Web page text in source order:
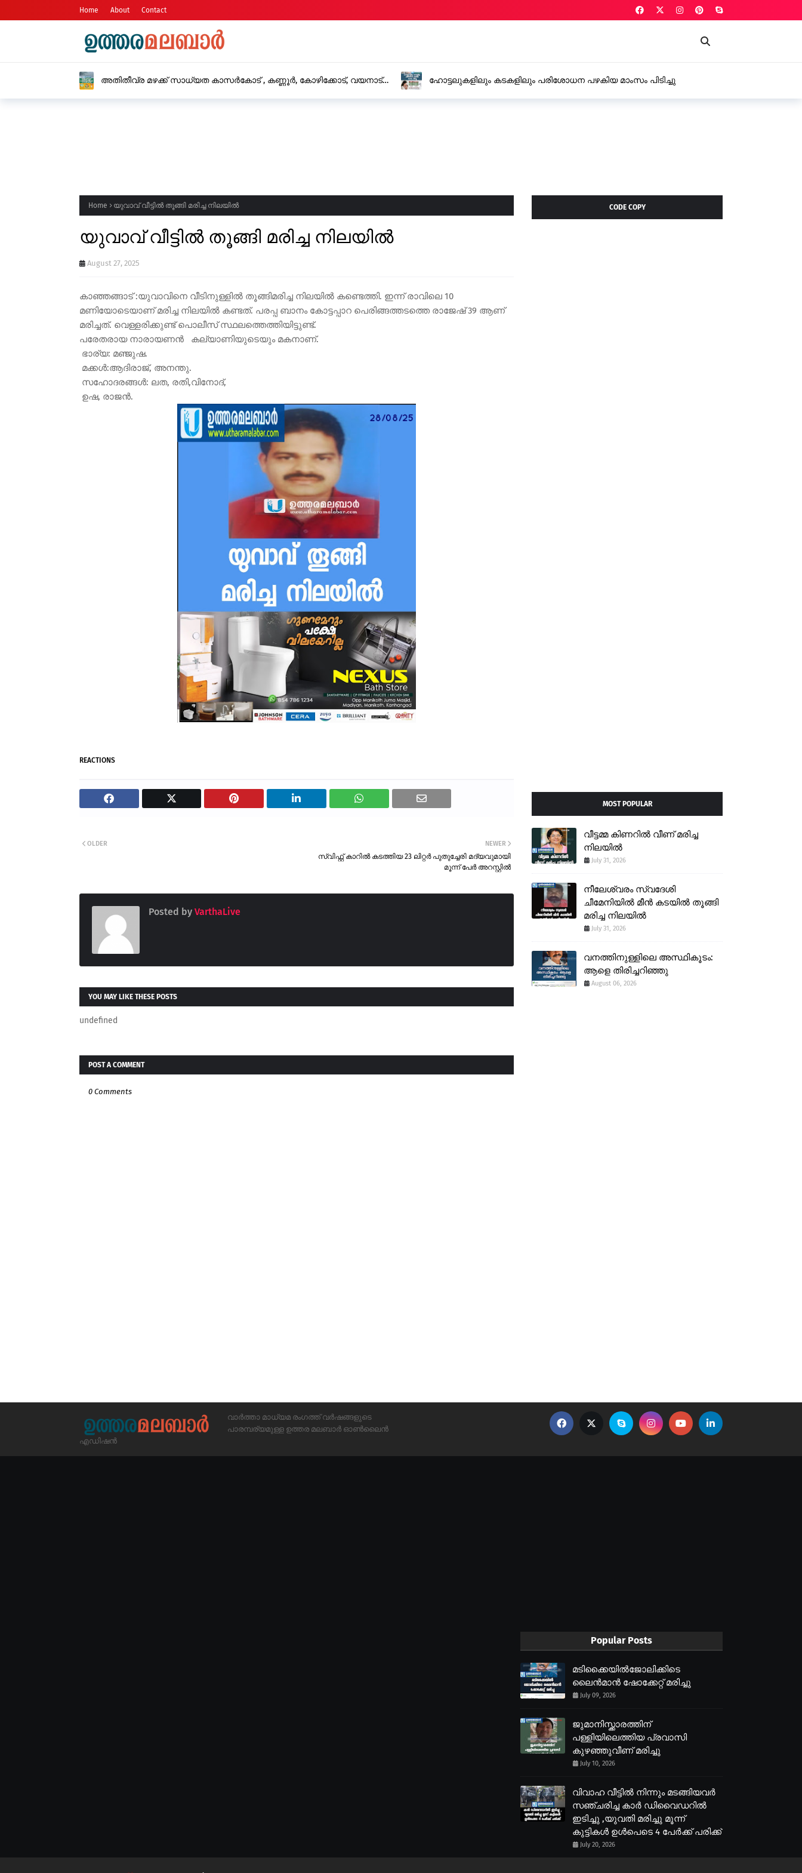
Home About Contact
ഹോട്ടലുകളിലും കടകളിലും പരിശോധന പഴകിയ മാംസം പിടിച്ചു
സ്വിഫ്റ്റ് കാറിൽ കടത്തിയ 18 ഗ്രാം എം.ഡി.എം.എയുമായി രണ്ട് പേർ
Home യുവാവ് വീട്ടിൽ തൂങ്ങി മരിച്ച നിലയിൽ
യുവാവ് വീട്ടിൽ തൂങ്ങി മരിച്ച നിലയിൽ
August 27, 2025
കാഞ്ഞങ്ങാട് :യുവാവിനെ വീടിനുള്ളിൽ തൂങ്ങിമരിച്ച നിലയിൽ കണ്ടെത്തി. ഇന്ന് രാവിലെ 10
മണിയോടെയാണ് മരിച്ച നിലയിൽ കണ്ടത്. പരപ്പ ബാനം കോട്ടപ്പാറ പെരിങ്ങത്തടത്തെ രാജേഷ് 39 ആണ്
മരിച്ചത്. വെള്ളരിക്കുണ്ട് പൊലീസ് സ്ഥലത്തെത്തിയിട്ടുണ്ട്.
പരേതരായ നാരായണൻ കല്യാണിയുടെയും മകനാണ്.
ഭാര്യ: മഞ്ജുഷ.
മക്കൾ:ആദിരാജ്, അനന്തു.
സഹോദരങ്ങൾ: ലത, രതി,വിനോദ്,
ഉഷ, രാജൻ.
REACTIONS
NEWER
സ്വിഫ്റ്റ് കാറിൽ കടത്തിയ 23 ലിറ്റർ പുതുച്ചേരി മദ്യവുമായി
മൂന്ന് പേർ അറസ്റ്റിൽ
OLDER
Posted by VarthaLive
YOU MAY LIKE THESE POSTS
undefined
POST A COMMENT
0 Comments
CODE COPY
MOST POPULAR
വീട്ടമ്മ കിണറിൽ വീണ് മരിച്ച
നിലയിൽ
July 31, 2026
നീലേശ്വരം സ്വദേശി
ചീമേനിയിൽ മീൻ കടയിൽ തൂങ്ങി
മരിച്ച നിലയിൽ
July 31, 2026
വനത്തിനുള്ളിലെ അസ്ഥികൂടം:
ആളെ തിരിച്ചറിഞ്ഞു
August 06, 2026
വാർത്താ മാധ്യമ രംഗത്ത് വർഷങ്ങളുടെ
പാരമ്പര്യമുള്ള ഉത്തര മലബാർ ഓൺലൈൻ
എഡിഷൻ
Popular Posts
മടിക്കൈയിൽജോലിക്കിടെ
ലൈൻമാൻ ഷോക്കേറ്റ് മരിച്ചു
July 09, 2026
ജുമാനിസ്ക്കാരത്തിന്
പള്ളിയിലെത്തിയ പ്രവാസി
കുഴഞ്ഞുവീണ് മരിച്ചു
July 10, 2026
വിവാഹ വീട്ടിൽ നിന്നും മടങ്ങിയവർ
സഞ്ചരിച്ച കാർ ഡിവൈഡറിൽ
ഇടിച്ചു ,യുവതി മരിച്ചു മൂന്ന്
കുട്ടികൾ ഉൾപെടെ 4 പേർക്ക് പരിക്ക്
July 20, 2026